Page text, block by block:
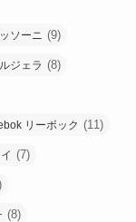
ソーニ (9)
ジェラ (8)
リーボック (11)
(7)
(8)